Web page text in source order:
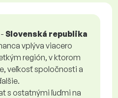
Slovenská republika
vplýva viacero
región, v ktorom
veľkosť spoločnosti a
s ostatnými ľuďmi na